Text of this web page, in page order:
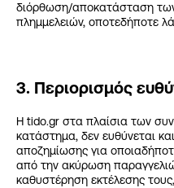
διόρθωση/αποκατάσταση
πλημμελειών, οποτεδήποτε
3. Περιορισμός
Η tido.gr στα πλαίσια των
κατάστημα, δεν ευθύνεται
αποζημίωσης για
από την ακύρωση
καθυστέρηση εκτέλεσης